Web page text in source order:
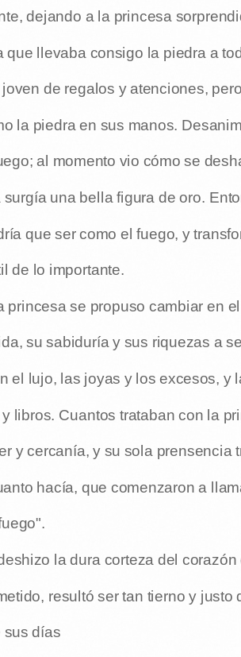
dejando a la princesa
que llevaba consigo la piedra a
de regalos y atenciones,
la piedra en sus manos.
al momento vio cómo se
una bella figura de oro.
que ser como el fuego, y
de lo importante.
princesa se propuso cambiar en
su sabiduría y sus riquezas a
el lujo, las joyas y los excesos, y
libros. Cuantos trataban con la
y cercanía, y su sola prensencia
hacía, que comenzaron a
la dura corteza del corazón
resultó ser tan tierno y justo
sus días